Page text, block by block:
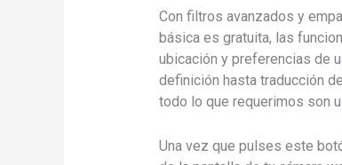
Con filtros avanzados y
básica es gratuita, las
ubicación y preferencias de
definición hasta traducción
todo lo que requerimos son
Una vez que pulses este